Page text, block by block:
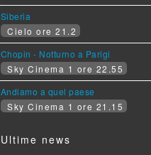
Siberia
Cielo ore 21.2
Chopin - Notturno a Parigi
Sky Cinema 1 ore 22.55
Andiamo a quel paese
Sky Cinema 1 ore 21.15
Ultime news